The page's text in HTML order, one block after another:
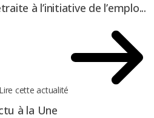
à l’initiative de l’emplo...
cette actualité
à la Une